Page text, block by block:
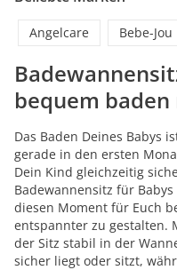
Angelcare Bebe-Jou
bequem
Das Baden Deines Babys
gerade in den ersten
Dein Kind gleichzeitig
Badewannensitz für
diesen Moment für Euch
entspannter zu gestalten.
der Sitz stabil in der
sicher liegt oder sitzt,